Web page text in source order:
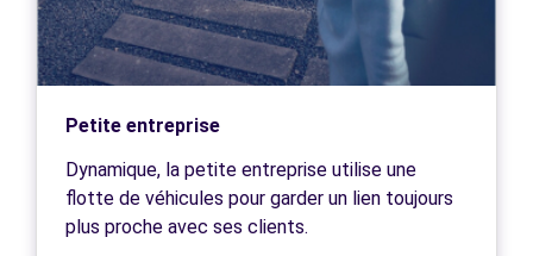
Petite entreprise
Dynamique, la petite entreprise utilise une
flotte de véhicules pour garder un lien toujours
plus proche avec ses clients.